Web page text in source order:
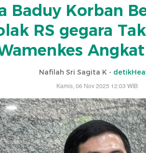
Baduy Korban
RS gegara
Nafilah Sri Sagita K -
Kamis, 06 Nov 2025 12:03 WIB